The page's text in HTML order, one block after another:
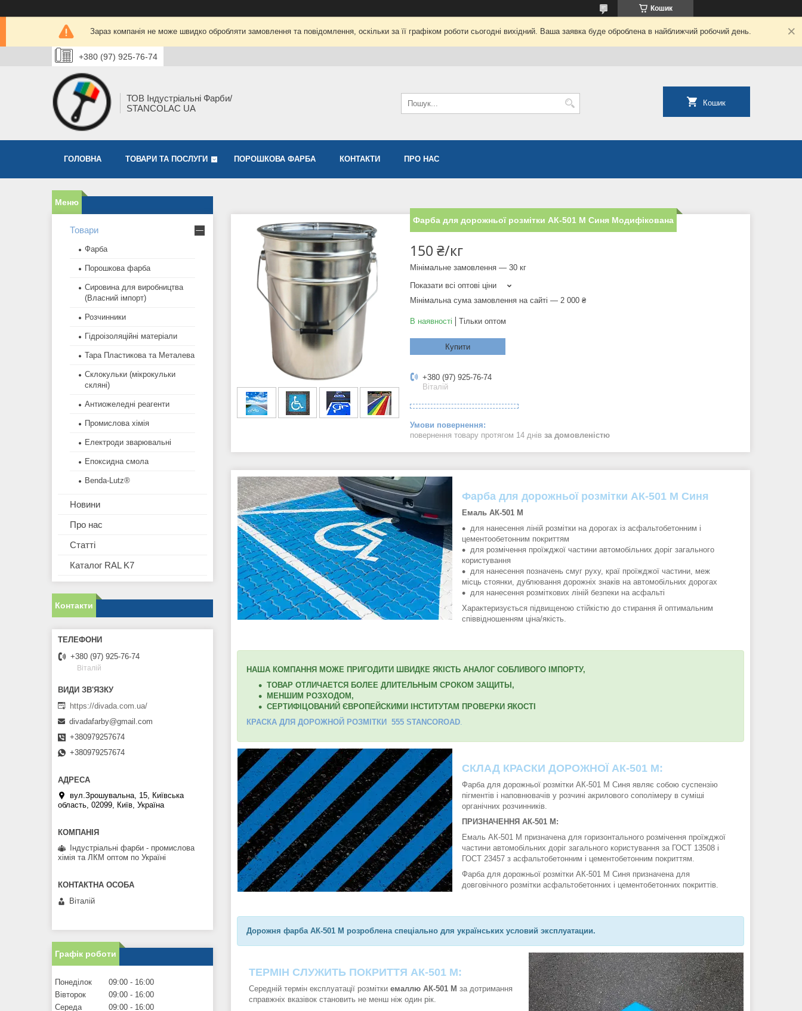
Кошик
Зараз компанія не може швидко обробляти замовлення та повідомлення, оскільки за її графіком роботи сьогодні вихідний. Ваша заявка буде оброблена в найближчий робочий день.
+380 (97) 925-76-74
ТОВ Індустріальні Фарби/
STANCOLAC UA
Кошик
ГОЛОВНА ТОВАРИ ТА ПОСЛУГИ ПОРОШКОВА ФАРБА КОНТАКТИ ПРО НАС
Фарба для дорожньої розмітки АК-501 М Синя Модифікована
150 ₴/кг
Мінімальне замовлення — 30 кг
Показати всі оптові ціни
Мінімальна сума замовлення на сайті — 2 000 ₴
В наявності Тільки оптом
Купити
+380 (97) 925-76-74
Віталій
повернення товару протягом 14 днів за домовленістю
Фарба для дорожньої розмітки АК-501 М Синя
Емаль АК-501 М
для нанесення ліній розмітки на дорогах із асфальтобетонним і
цементообетонним покриттям
для розмічення проїжджої частини автомобільних доріг загального
користування
для нанесення позначень смуг руху, краї проїжджої частини, меж
місць стоянки, дублювання дорожніх знаків на автомобільних дорогах
для нанесення розміткових ліній безпеки на асфальті
Характеризується підвищеною стійкістю до стирання й оптимальним
співвідношенням ціна/якість.
НАША КОМПАННЯ МОЖЕ ПРИГОДИТИ ШВИДКЕ ЯКІСТЬ АНАЛОГ СОБЛИВОГО ІМПОРТУ,
ТОВАР ОТЛИЧАЕТСЯ БОЛЕЕ ДЛИТЕЛЬНЫМ СРОКОМ ЗАЩИТЫ,
МЕНШИМ РОЗХОДОМ,
СЕРТИФІЦОВАНИЙ ЄВРОПЕЙСКИМИ ІНСТИТУТАМ ПРОВЕРКИ ЯКОСТІ
КРАСКА ДЛЯ ДОРОЖНОЙ РОЗМІТКИ 555 STANCOROAD
СКЛАД КРАСКИ ДОРОЖНОЇ АК-501 М:
Фарба для дорожньої розмітки АК-501 М Синя являє собою суспензію
пігментів і наповнювачів у розчині акрилового сополімеру в суміші
органічних розчинників.
ПРИЗНАЧЕННЯ АК-501 М:
Емаль АК-501 М призначена для горизонтального розмічення проїжджої
частини автомобільних доріг загального користування за ГОСТ 13508 і
ГОСТ 23457 з асфальтобетонним і цементобетонним покриттям.
Фарба для дорожньої розмітки АК-501 М Синя призначена для
довговічного розмітки асфальтобетонних і цементобетонних покриттів.
Дорожня фарба АК-501 М розроблена спеціально для українських условий эксплуатации.
ТЕРМІН СЛУЖИТЬ ПОКРИТТЯ АК-501 М:
Середній термін експлуатації розмітки емаллю АК-501 М за дотримання
справжніх вказівок становить не менш ніж один рік.
Товари
Фарба
Порошкова фарба
Сировина для виробництва
(Власний імпорт)
Розчинники
Гідроізоляційні матеріали
Тара Пластикова та Металева
Склокульки (мікрокульки
скляні)
Антиожеледні реагенти
Промислова хімія
Електроди зварювальні
Епоксидна смола
Benda-Lutz®
Новини
Про нас
Статті
Каталог RAL K7
Контакти
+380 (97) 925-76-74
Віталій
https://divada.com.ua/
divadafarby@gmail.com
+380979257674
+380979257674
вул.Зрошувальна, 15, Київська
область, 02099, Київ, Україна
Індустріальні фарби - промислова
хімія та ЛКМ оптом по Україні
Віталій
Графік роботи
Понеділок 09:00
16:00
Вівторок
09:00
16:00
Середа
09:00
16:00